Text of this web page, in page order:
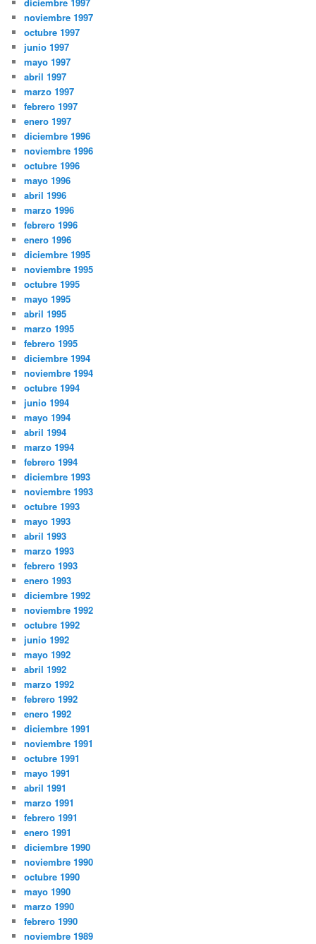
diciembre 1997
noviembre 1997
octubre 1997
junio 1997
mayo 1997
abril 1997
marzo 1997
febrero 1997
enero 1997
diciembre 1996
noviembre 1996
octubre 1996
mayo 1996
abril 1996
marzo 1996
febrero 1996
enero 1996
diciembre 1995
noviembre 1995
octubre 1995
mayo 1995
abril 1995
marzo 1995
febrero 1995
diciembre 1994
noviembre 1994
octubre 1994
junio 1994
mayo 1994
abril 1994
marzo 1994
febrero 1994
diciembre 1993
noviembre 1993
octubre 1993
mayo 1993
abril 1993
marzo 1993
febrero 1993
enero 1993
diciembre 1992
noviembre 1992
octubre 1992
junio 1992
mayo 1992
abril 1992
marzo 1992
febrero 1992
enero 1992
diciembre 1991
noviembre 1991
octubre 1991
mayo 1991
abril 1991
marzo 1991
febrero 1991
enero 1991
diciembre 1990
noviembre 1990
octubre 1990
mayo 1990
marzo 1990
febrero 1990
noviembre 1989